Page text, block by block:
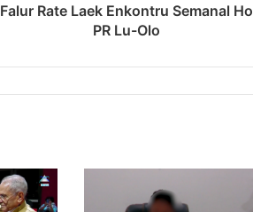
Falur Rate Laek Enkontru Semanal Ho
PR Lu-Olo